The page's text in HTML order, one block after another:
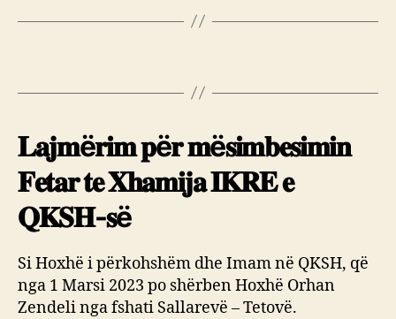
𝐋𝐚𝐣𝐦ë𝐫𝐢𝐦 𝐩ë𝐫 𝐦ë𝐬𝐢𝐦𝐛𝐞𝐬𝐢𝐦𝐢𝐧
𝐅𝐞𝐭𝐚𝐫 𝐭𝐞 𝐗𝐡𝐚𝐦𝐢𝐣𝐚 𝐈𝐊𝐑𝐄 𝐞
𝐐𝐊𝐒𝐇-𝐬ë
Si Hoxhë i përkohshëm dhe Imam në QKSH, që
nga 1 Marsi 2023 po shërben Hoxhë Orhan
Zendeli nga fshati Sallarevë – Tetovë.